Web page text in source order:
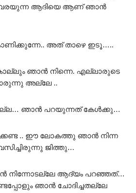
വരയുന്ന ആദിയെ ആണ് ഞാൻ
അത് താഴെ ഇടൂ…..
ഞാൻ നിന്നെ. എല്ലാരുടെ
അല്ലേ ..
ഞാൻ പറയുന്നത് കേൾക്കു…
.. ഈ ലോകത്തു ഞാൻ നിന്ന
ജിത്തു…
നിന്നോടല്ലേ ആദ്യം പറഞ്ഞത്…
ഞാൻ ചോദിച്ചതല്ലേ